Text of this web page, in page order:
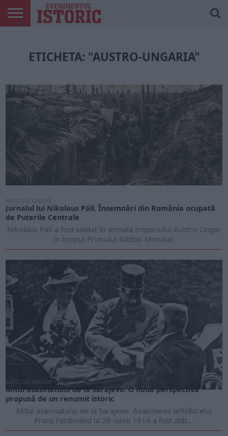
TIPĂRITE
PLAY
MEU
ETICHETA: "AUSTRO-UNGARIA"
ARTICOLE ONLINE
Jurnalul lui Nikolaus Páll. Însemnări din România ocupată
de Puterile Centrale
Nikolaus Páll a fost soldat în armata Imperiului Austro-Ungar
în timpul Primului Război Mondial.
ARTICOLE ONLINE
Mitul asasinatului de la Sarajevo. O nouă perspectivă
propusă de un renumit istoric
Mitul asasinatului de la Sarajevo. Asasinarea arhiducelui
Franz Ferdinand la 28 iunie 1914 a fost atât...